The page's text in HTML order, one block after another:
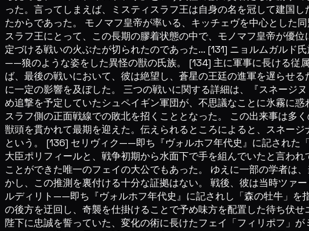
った。言ってしまえば、ミスティスラフ王は自身の名を冠して建国
たからであった。 モノマフ皇帝が率いる、キッチェヴを中心とした
スラフ王にとって、この長期の膠着状態の中で、モノマフ皇帝が優
定づける戦いの火ぶたが切られたのであった… [131] ニョルムガル
——狼のような姿をした異怪の獣の氏族。 [134] 主に軍事に長ける従
ば、最後の戦いにおいて、彼は絶望し、蒼星の王廷の進軍を遅らせ
に一定の影響を及ぼした。 三つの戦いに関する詳細は、『スネージ
め追撃を予定していたシュペイギン軍団が、不思議なことに氷霧に
スラフ側の正面戦線での敗北を招くこととなった。 この出来事は多
獣頭を貫かれて最期を迎えた。伝えられるところによると、スネー
という。 [136] セリヴィク——即ち『ヴォルホフ年代史』に記された
大臣ポリフィールと、戦争初期から水面下で手を組んでいたと言わ
ことができた唯一のフェイの大公でもあった。 ゆえに一部の学者は
かし、この推測を裏付ける十分な証拠はない。 戦後、彼は当時ツァ
ルディリト——即ち『ヴォルホフ年代史』に記されし「森の牡牛」を
の後方を迂回し、奇襲を仕掛けることで予め味方を配置した待ち伏
陛下に忠誠を誓っていた、変化の術に長けたフェイ「フィリポフ」